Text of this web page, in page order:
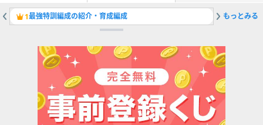
1最強特訓編成の紹介・育成編成 もっとみる